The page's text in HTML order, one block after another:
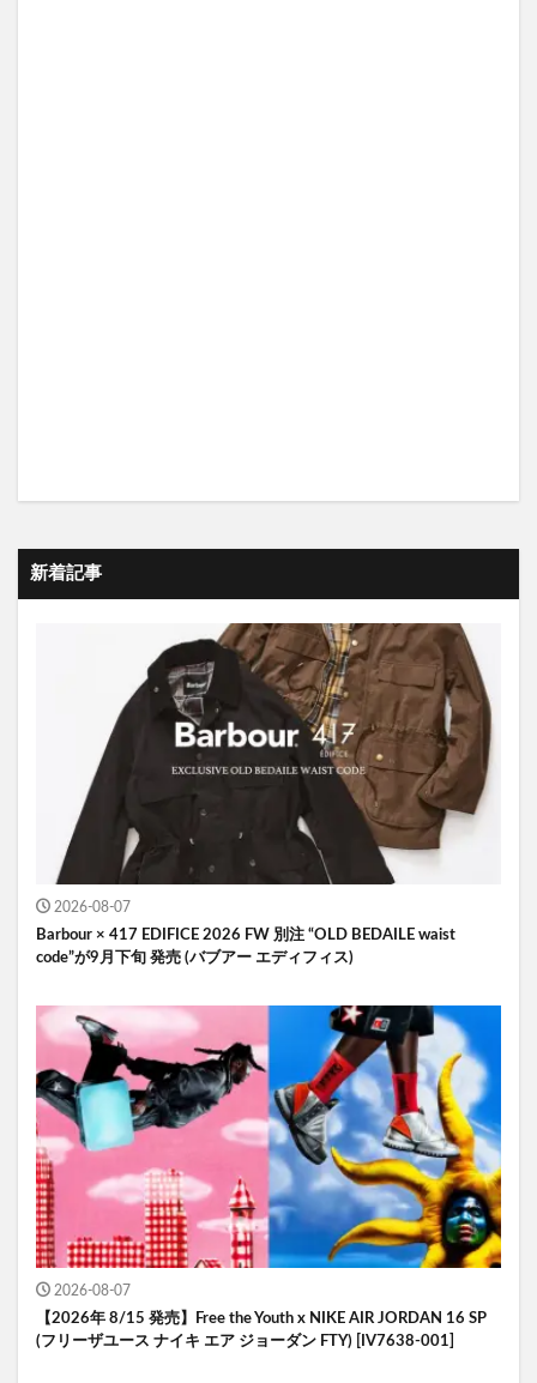
新着記事
2026-08-07
Barbour × 417 EDIFICE 2026 FW 別注 “OLD BEDAILE waist
code”が9月下旬 発売 (バブアー エディフィス)
2026-08-07
【2026年 8/15 発売】Free the Youth x NIKE AIR JORDAN 16 SP
(フリーザユース ナイキ エア ジョーダン FTY) [IV7638-001]